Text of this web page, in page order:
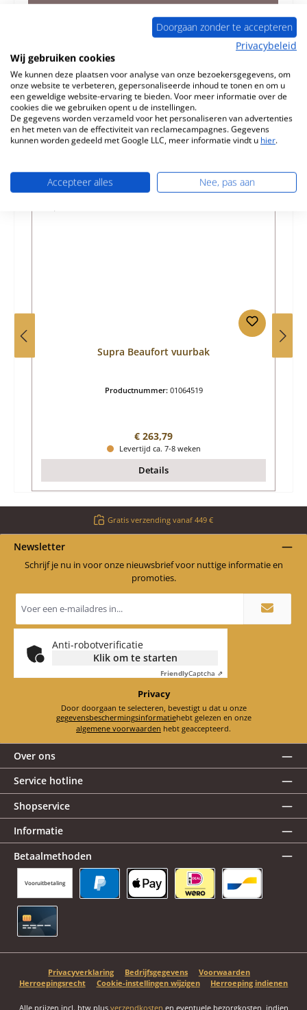
Origineel Glasruit voor de Openhaardinzet Supra
Beaufort Supra Beaufort Glasruit Kerngegevens:
Meer
Eigenschappen
Informatie over productveiligheid
Productgalerij overslaan
Vergelijkbare producten
Supra Beaufort vuurbak
Productnummer: 01064519
Normale prijs:
€ 263,79
Levertijd ca. 7-8 weken
Details
Gratis verzending vanaf 449 €
Newsletter
Schrijf je nu in voor onze nieuwsbrief voor nuttige informatie en
promoties.
mailadres
Anti-robotverificatie
Klik om te starten
FriendlyCaptcha ⇗
Privacy
Door doorgaan te selecteren, bevestigt u dat u onze
gegevensbeschermingsinformatie
hebt gelezen en onze
algemene voorwaarden hebt geaccepteerd.
Over ons
Service hotline
Shopservice
Informatie
Betaalmethoden
Vooruitbetaling
Privacyverklaring Bedrijfsgegevens
Voorwaarden
Herroepingsrecht
Cookie-instellingen wijzigen Herroeping indienen
Alle prijzen incl. btw plus verzendkosten en eventuele bezorgkosten, indien
Doorgaan zonder te accepteren
Privacybeleid
Wij gebruiken cookies
We kunnen deze plaatsen voor analyse van onze bezoekersgegevens, om
onze website te verbeteren, gepersonaliseerde inhoud te tonen en om u
een geweldige website-ervaring te bieden. Voor meer informatie over de
cookies die we gebruiken opent u de instellingen.
De gegevens worden verzameld voor het personaliseren van advertenties
en het meten van de effectiviteit van reclamecampagnes. Gegevens
kunnen worden gedeeld met Google LLC, meer informatie vindt u hier.
Accepteer alles Nee, pas aan